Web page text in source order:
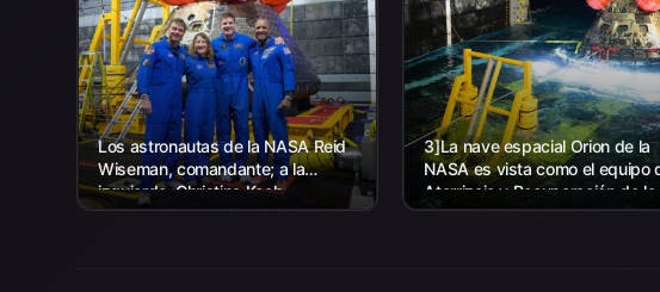
Los astronautas de la NASA Reid
Wiseman, comandante; a la
izquierda, Christina Koch,
especialista en misión; el
3]La nave espacial Orion de la
NASA es vista como el equipo
Aterrizaje y Recuperación de la
agencia, junto con el personal